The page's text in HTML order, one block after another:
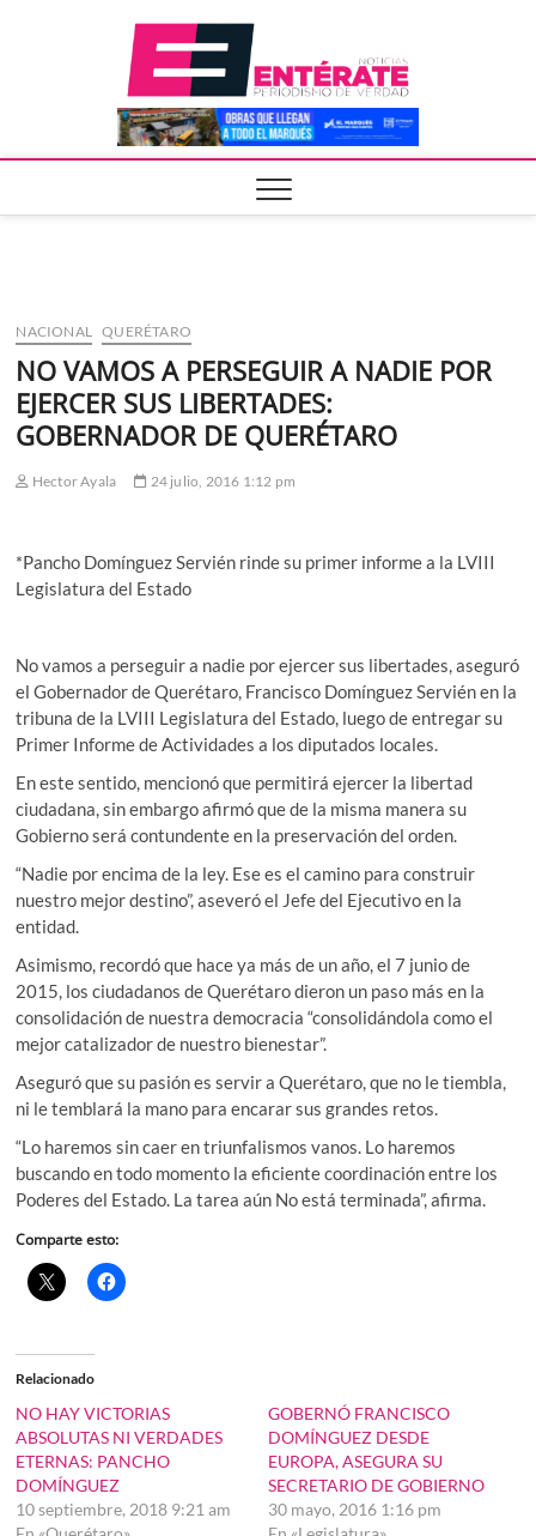
NACIONAL QUERÉTARO
NO VAMOS A PERSEGUIR A NADIE POR
EJERCER SUS LIBERTADES:
GOBERNADOR DE QUERÉTARO
Hector Ayala 24 julio, 2016 1:12 pm
*Pancho Domínguez Servién rinde su primer informe a la LVIII
Legislatura del Estado
No vamos a perseguir a nadie por ejercer sus libertades, aseguró
el Gobernador de Querétaro, Francisco Domínguez Servién en la
tribuna de la LVIII Legislatura del Estado, luego de entregar su
Primer Informe de Actividades a los diputados locales.
En este sentido, mencionó que permitirá ejercer la libertad
ciudadana, sin embargo afirmó que de la misma manera su
Gobierno será contundente en la preservación del orden.
“Nadie por encima de la ley. Ese es el camino para construir
nuestro mejor destino”, aseveró el Jefe del Ejecutivo en la
entidad.
Asimismo, recordó que hace ya más de un año, el 7 junio de
2015, los ciudadanos de Querétaro dieron un paso más en la
consolidación de nuestra democracia “consolidándola como el
mejor catalizador de nuestro bienestar”.
Aseguró que su pasión es servir a Querétaro, que no le tiembla,
ni le temblará la mano para encarar sus grandes retos.
“Lo haremos sin caer en triunfalismos vanos. Lo haremos
buscando en todo momento la eficiente coordinación entre los
Poderes del Estado. La tarea aún No está terminada”, afirma.
Comparte esto:
Relacionado
NO HAY VICTORIAS
ABSOLUTAS NI VERDADES
ETERNAS: PANCHO
DOMÍNGUEZ
10 septiembre, 2018 9:21 am
GOBERNÓ FRANCISCO
DOMÍNGUEZ DESDE
EUROPA, ASEGURA SU
SECRETARIO DE GOBIERNO
30 mayo, 2016 1:16 pm